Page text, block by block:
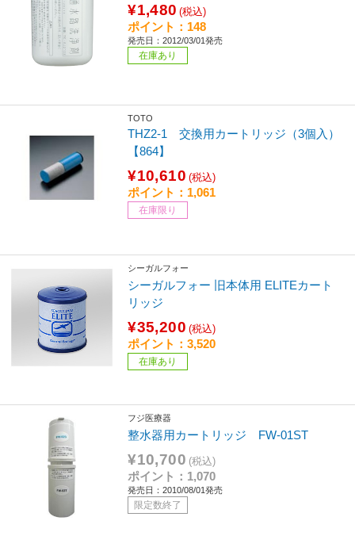
¥1,480 (税込)
ポイント：148
発売日：2012/03/01発売
在庫あり
TOTO
THZ2-1 交換用カートリッジ（3個入）
【864】
¥10,610 (税込)
ポイント：1,061
在庫限り
シーガルフォー
シーガルフォー 旧本体用 ELITEカート
リッジ
¥35,200 (税込)
ポイント：3,520
在庫あり
フジ医療器
整水器用カートリッジ FW-01ST
¥10,700 (税込)
ポイント：1,070
発売日：2010/08/01発売
限定数終了